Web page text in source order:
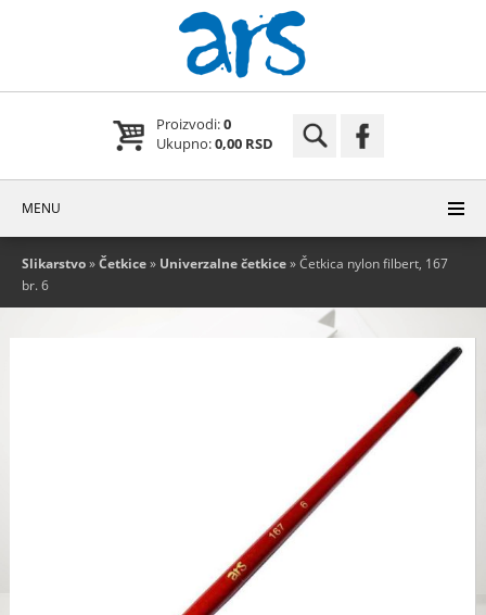
Proizvodi:0
Ukupno:0,00 RSD
MENU
Slikarstvo»Četkice» Univerzalne četkice» Četkica nylon filbert, 167
br. 6